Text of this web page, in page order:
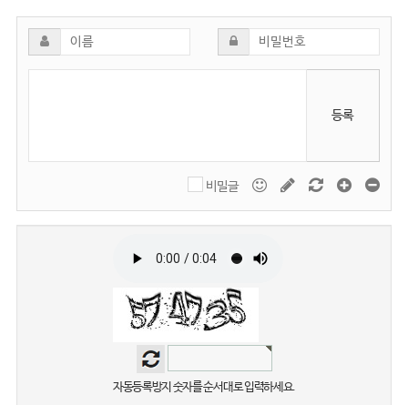
등록
비밀글
자동등록방지 숫자를 순서대로 입력하세요.